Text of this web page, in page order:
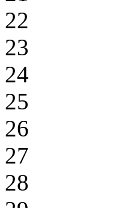
22
23
24
25
26
27
28